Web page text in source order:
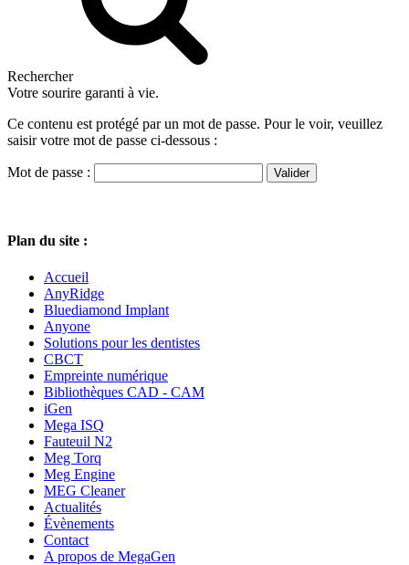
Rechercher
Votre sourire garanti à vie.
Ce contenu est protégé par un mot de passe. Pour le voir, veuillez
saisir votre mot de passe ci-dessous :
Mot de passe :
Plan du site :
Accueil
AnyRidge
Bluediamond Implant
Anyone
Solutions pour les dentistes
CBCT
Empreinte numérique
Bibliothèques CAD - CAM
iGen
Mega ISQ
Fauteuil N2
Meg Torq
Meg Engine
MEG Cleaner
Actualités
Évènements
Contact
A propos de MegaGen